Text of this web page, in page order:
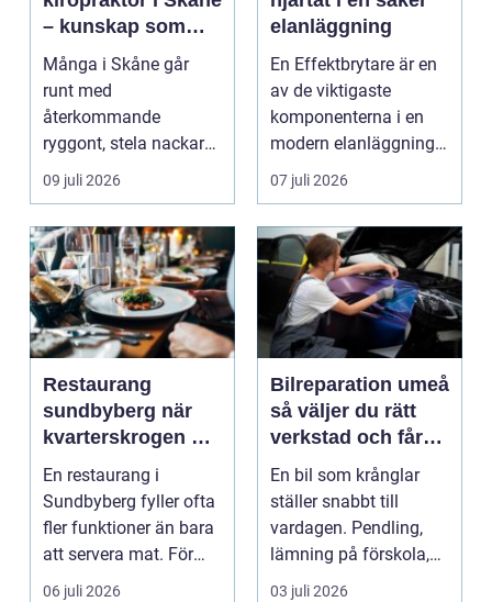
– kunskap som
hjälper dig att ta
rätt beslut
Många i Skåne går
runt med
återkommande
ryggont, stela nackar
eller diffusa ...
09 juli 2026
elanläggning
En Effektbrytare är en
av de viktigaste
komponenterna i en
modern elanläggning.
Den skyddar
människo...
07 juli 2026
Restaurang
sundbyberg när
kvarterskrogen blir
vardagsrum
En restaurang i
Sundbyberg fyller ofta
fler funktioner än bara
att servera mat. För
många blir den s...
06 juli 2026
Bilreparation umeå
så väljer du rätt
verkstad och får
bilen att hålla
längre
En bil som krånglar
ställer snabbt till
vardagen. Pendling,
lämning på förskola,
utflykter och storh...
03 juli 2026